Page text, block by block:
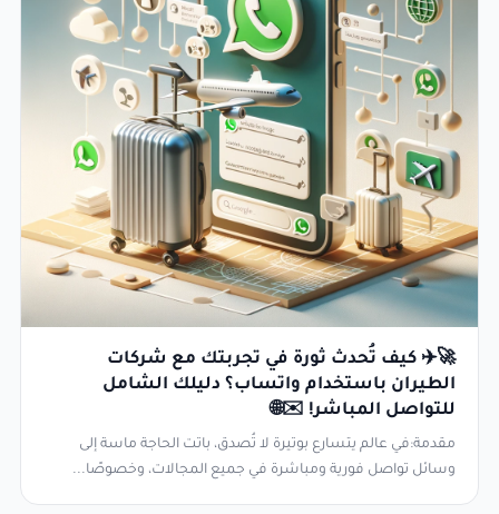
🚀✈️ كيف تُحدث ثورة في تجربتك مع شركات
الطيران باستخدام واتساب؟ دليلك الشامل
للتواصل المباشر! ✉️🌐
مقدمة:في عالم يتسارع بوتيرة لا تُصدق، باتت الحاجة ماسة إلى
وسائل تواصل فورية ومباشرة في جميع المجالات، وخصوصًا...